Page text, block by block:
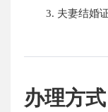
3. 夫妻结婚
办理方式